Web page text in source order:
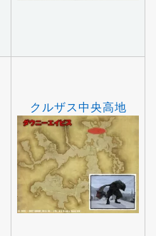
クルザス中央高地